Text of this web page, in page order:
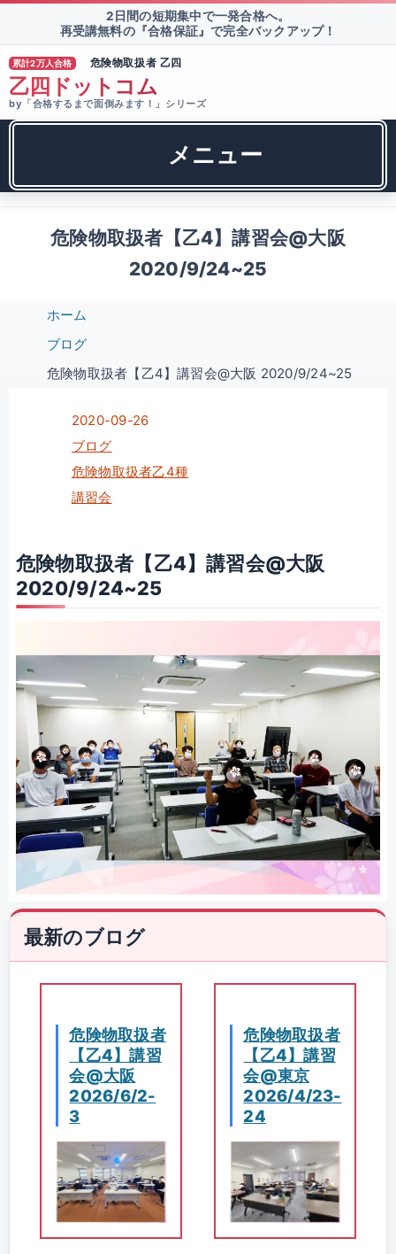
2日間の短期集中で一発合格へ。
再受講無料の『合格保証』で完全バックアップ！
累計2万人合格 危険物取扱者 乙四
乙四ドットコム
by「合格するまで面倒みます！」シリーズ
メニュー
危険物取扱者【乙4】講習会@大阪
2020/9/24~25
ホーム
ブログ
危険物取扱者【乙4】講習会@大阪 2020/9/24~25
2020-09-26
ブログ
危険物取扱者乙4種
講習会
危険物取扱者【乙4】講習会@大阪
2020/9/24~25
最新のブログ
危険物取扱者
【乙4】講習
会@大阪
2026/6/2-
3
危険物取扱者
【乙4】講習
会@東京
2026/4/23-
24